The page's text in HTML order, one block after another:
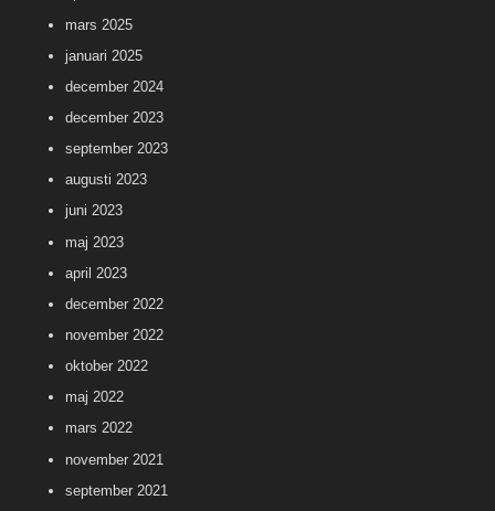
mars 2025
januari 2025
december 2024
december 2023
september 2023
augusti 2023
juni 2023
maj 2023
april 2023
december 2022
november 2022
oktober 2022
maj 2022
mars 2022
november 2021
september 2021